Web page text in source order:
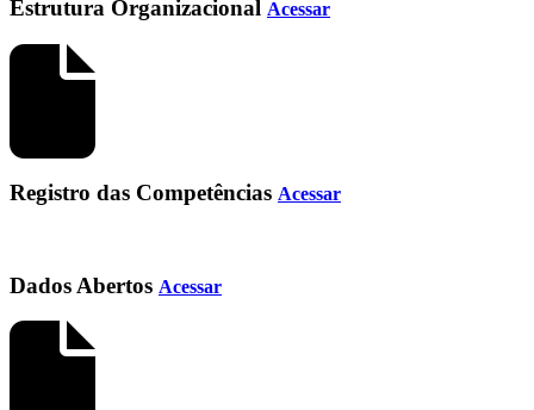
Estrutura Organizacional Acessar
Registro das Competências Acessar
Dados Abertos Acessar